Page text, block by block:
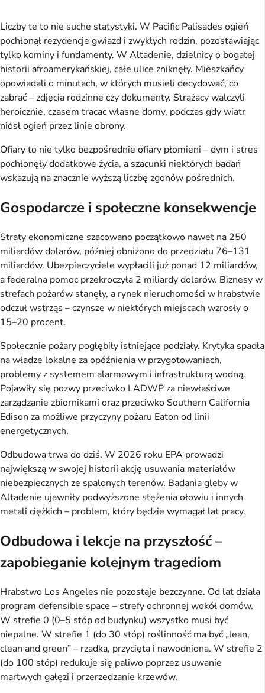
Liczby te to nie suche statystyki. W Pacific Palisades ogień
pochłonął rezydencje gwiazd i zwykłych rodzin, pozostawiając
tylko kominy i fundamenty. W Altadenie, dzielnicy o bogatej
historii afroamerykańskiej, całe ulice zniknęły. Mieszkańcy
opowiadali o minutach, w których musieli decydować, co
zabrać – zdjęcia rodzinne czy dokumenty. Strażacy walczyli
heroicznie, czasem tracąc własne domy, podczas gdy wiatr
niósł ogień przez linie obrony.
Ofiary to nie tylko bezpośrednie ofiary płomieni – dym i stres
pochłonęły dodatkowe życia, a szacunki niektórych badań
wskazują na znacznie wyższą liczbę zgonów pośrednich.
Gospodarcze i społeczne konsekwencje
Straty ekonomiczne szacowano początkowo nawet na 250
miliardów dolarów, później obniżono do przedziału 76–131
miliardów. Ubezpieczyciele wypłacili już ponad 12 miliardów,
a federalna pomoc przekroczyła 2 miliardy dolarów. Biznesy w
strefach pożarów stanęły, a rynek nieruchomości w hrabstwie
odczuł wstrząs – czynsze w niektórych miejscach wzrosły o
15–20 procent.
Społecznie pożary pogłębiły istniejące podziały. Krytyka spadła
na władze lokalne za opóźnienia w przygotowaniach,
problemy z systemem alarmowym i infrastrukturą wodną.
Pojawiły się pozwy przeciwko LADWP za niewłaściwe
zarządzanie zbiornikami oraz przeciwko Southern California
Edison za możliwe przyczyny pożaru Eaton od linii
energetycznych.
Odbudowa trwa do dziś. W 2026 roku EPA prowadzi
największą w swojej historii akcję usuwania materiałów
niebezpiecznych ze spalonych terenów. Badania gleby w
Altadenie ujawniły podwyższone stężenia ołowiu i innych
metali ciężkich – problem, który będzie wymagał lat pracy.
Odbudowa i lekcje na przyszłość –
zapobieganie kolejnym tragediom
Hrabstwo Los Angeles nie pozostaje bezczynne. Od lat działa
program defensible space – strefy ochronnej wokół domów.
W strefie 0 (0–5 stóp od budynku) wszystko musi być
niepalne. W strefie 1 (do 30 stóp) roślinność ma być „lean,
clean and green” – rzadka, przycięta i nawodniona. W strefie 2
(do 100 stóp) redukuje się paliwo poprzez usuwanie
martwych gałęzi i przerzedzanie krzewów.